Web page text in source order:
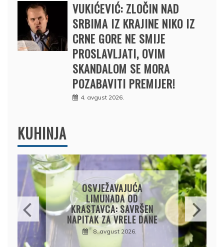
VUKIĆEVIĆ: ZLOČIN NAD
SRBIMA IZ KRAJINE NIKO IZ
CRNE GORE NE SMIJE
PROSLAVLJATI, OVIM
SKANDALOM SE MORA
POZABAVITI PREMIJER!
4. avgust 2026.
KUHINJA
KROMPIRUŠA IZLIVAČA:
JEDNOSTAVNA PITA BEZ
KORA, HRSKAVA I
UKUSNA
8. avgust 2026.